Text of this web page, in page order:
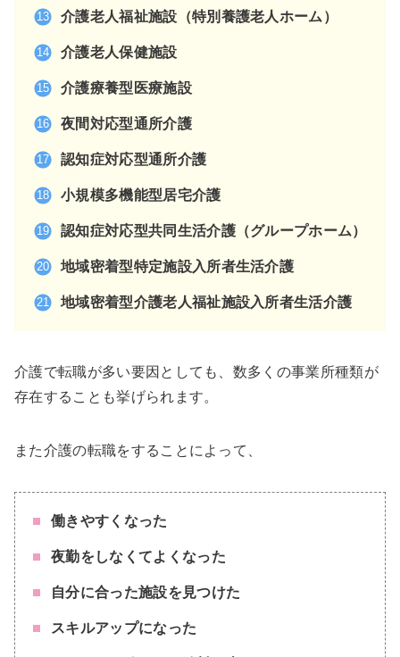
介護老人福祉施設（特別養護老人ホーム）
介護老人保健施設
介護療養型医療施設
夜間対応型通所介護
認知症対応型通所介護
小規模多機能型居宅介護
認知症対応型共同生活介護（グループホーム）
地域密着型特定施設入所者生活介護
地域密着型介護老人福祉施設入所者生活介護
介護で転職が多い要因としても、数多くの事業所種類が
存在することも挙げられます。
また介護の転職をすることによって、
働きやすくなった
夜勤をしなくてよくなった
自分に合った施設を見つけた
スキルアップになった